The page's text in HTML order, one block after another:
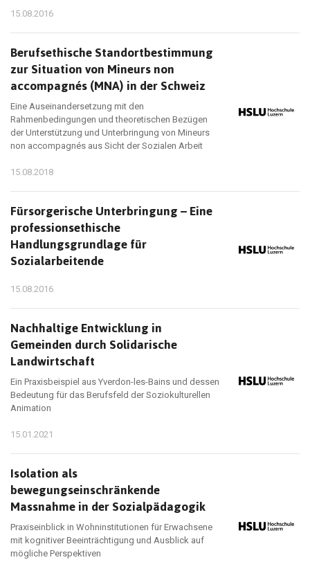
15.08.2016
Berufsethische Standortbestimmung
zur Situation von Mineurs non
accompagnés (MNA) in der Schweiz
Eine Auseinandersetzung mit den
Rahmenbedingungen und theoretischen Bezügen
der Unterstützung und Unterbringung von Mineurs
non accompagnés aus Sicht der Sozialen Arbeit
15.08.2018
Fürsorgerische Unterbringung – Eine
professionsethische
Handlungsgrundlage für
Sozialarbeitende
15.08.2016
Nachhaltige Entwicklung in
Gemeinden durch Solidarische
Landwirtschaft
Ein Praxisbeispiel aus Yverdon-les-Bains und dessen
Bedeutung für das Berufsfeld der Soziokulturellen
Animation
15.01.2021
Isolation als
bewegungseinschränkende
Massnahme in der Sozialpädagogik
Praxiseinblick in Wohninstitutionen für Erwachsene
mit kognitiver Beeinträchtigung und Ausblick auf
mögliche Perspektiven